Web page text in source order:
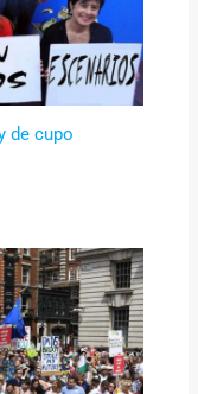
de cupo